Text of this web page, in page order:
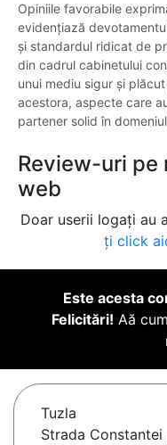
Opiniile favorabile
evidențiază
și standardul ridicat de
din cadrul cabinetului
unui mediu sigur și
acestora, aspecte care
partener solid în
Review-uri pe
web
Doar userii logați au
ți click
Este acesta
Felicitări! Aă
Tuzla
Strada Constantei